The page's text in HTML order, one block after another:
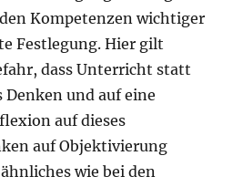
Kompetenzen wichtiger
Festlegung. Hier gilt
dass Unterricht statt
und auf eine
auf dieses
auf Objektivierung
wie bei den